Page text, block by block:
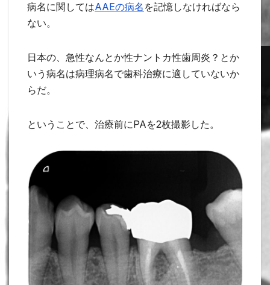
病名に関してはAAEの病名 を記憶しなければなら
ない。
日本の、急性なんとか性ナントカ性歯周炎？とか
いう病名は病理病名で歯科治療に適していないか
らだ。
ということで、治療前にPAを2枚撮影した。